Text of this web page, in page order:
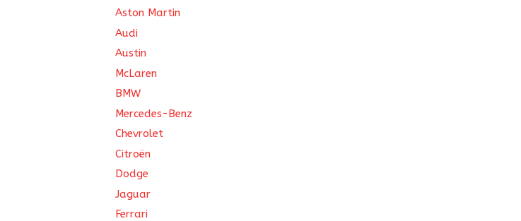
Aston Martin
Audi
Austin
McLaren
BMW
Mercedes-Benz
Chevrolet
Citroën
Dodge
Jaguar
Ferrari